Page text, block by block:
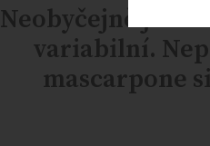
Neobyčejně
variabilní.
mascarpone